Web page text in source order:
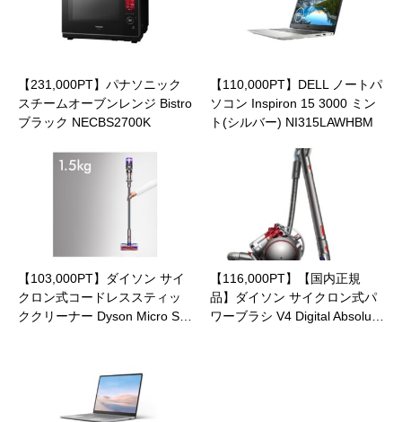
【231,000PT】パナソニック
スチームオーブンレンジ Bistro
ブラック NECBS2700K
【110,000PT】DELL ノートパ
ソコン Inspiron 15 3000 ミン
ト(シルバー) NI315LAWHBM
【103,000PT】ダイソン サイ
クロン式コードレススティッ
ククリーナー Dyson Micro S…
【116,000PT】【国内正規
品】ダイソン サイクロン式パ
ワーブラシ V4 Digital Absolu…